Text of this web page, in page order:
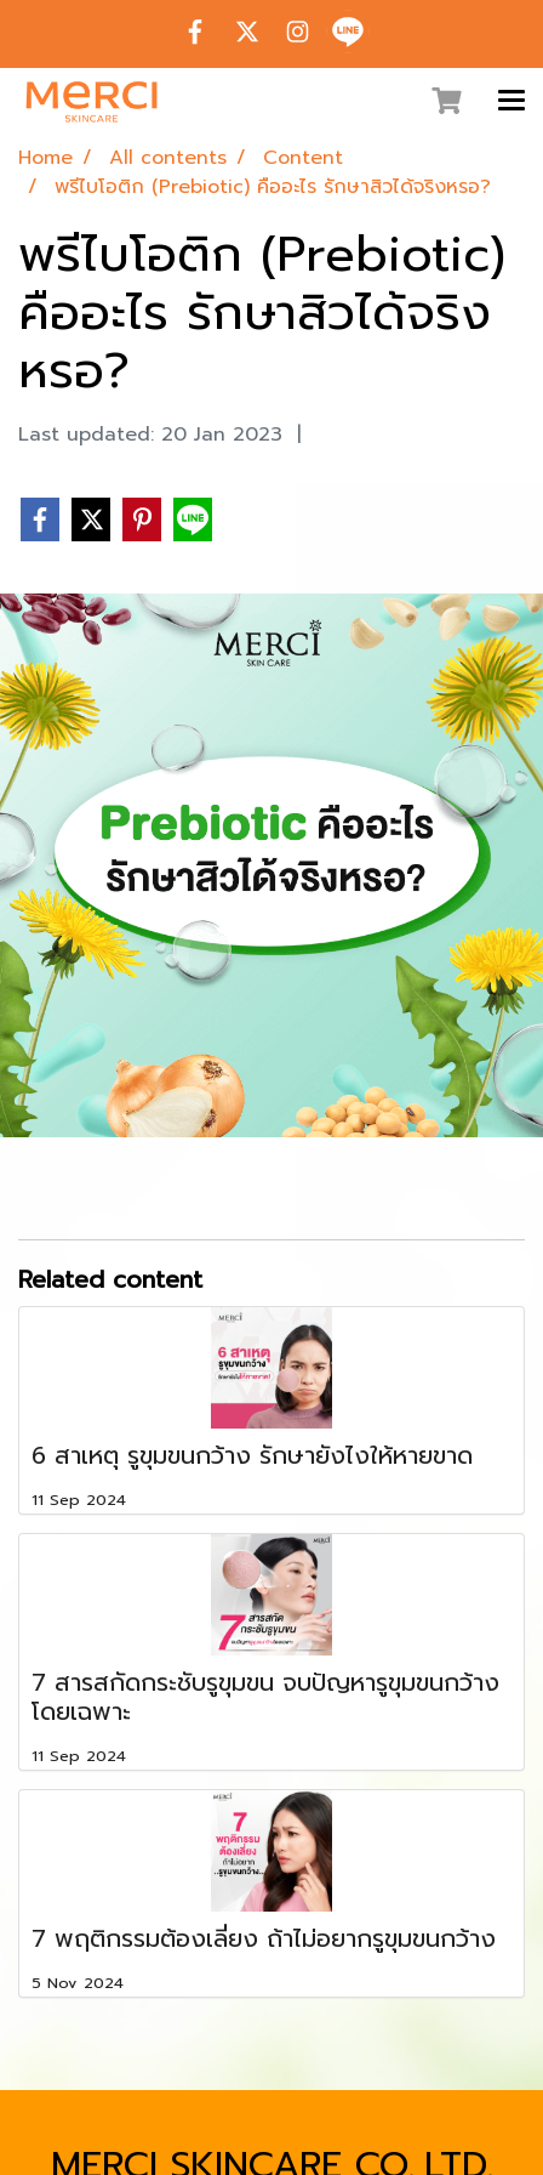
Home All contents
Content
พรีไบโอติก (Prebiotic) คืออะไร รักษาสิวได้จริงหรอ?
พรีไบโอติก (Prebiotic)
คืออะไร รักษาสิวได้จริง
หรอ?
Last updated: 20 Jan 2023 |
Related content
6 สาเหตุ รูขุมขนกว้าง รักษายังไงให้หายขาด
11 Sep 2024
7 สารสกัดกระชับรูขุมขน จบปัญหารูขุมขนกว้าง
โดยเฉพาะ
11 Sep 2024
7 พฤติกรรมต้องเลี่ยง ถ้าไม่อยากรูขุมขนกว้าง
5 Nov 2024